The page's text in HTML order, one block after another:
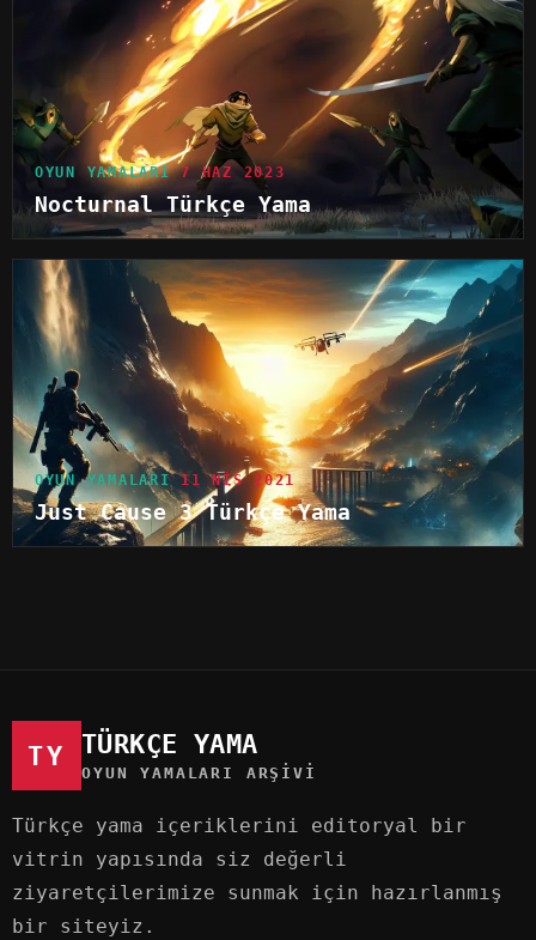
OYUN YAMALARI 7 HAZ 2023
Nocturnal Türkçe Yama
OYUN YAMALARI 11 NIS 2021
Just Cause 3 Türkçe Yama
TY TÜRKÇE YAMA
OYUN YAMALARI ARŞIVI
Türkçe yama içeriklerini editoryal bir
vitrin yapısında siz değerli
ziyaretçilerimize sunmak için hazırlanmış
bir siteyiz.